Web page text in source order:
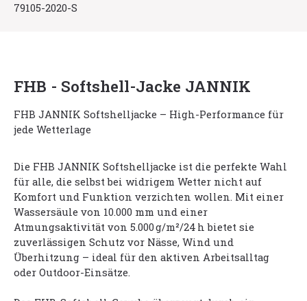
79105-2020-S
FHB - Softshell-Jacke JANNIK
FHB JANNIK Softshelljacke – High-Performance für
jede Wetterlage
Die FHB JANNIK Softshelljacke ist die perfekte Wahl
für alle, die selbst bei widrigem Wetter nicht auf
Komfort und Funktion verzichten wollen. Mit einer
Wassersäule von 10.000 mm und einer
Atmungsaktivität von 5.000 g/m²/24 h bietet sie
zuverlässigen Schutz vor Nässe, Wind und
Überhitzung – ideal für den aktiven Arbeitsalltag
oder Outdoor-Einsätze.